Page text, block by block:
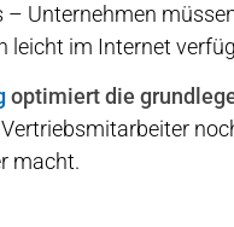
– Unternehmen
leicht im Internet
optimiert die
macht.